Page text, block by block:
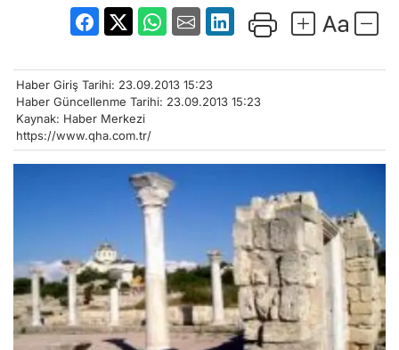
Haber Giriş Tarihi: 23.09.2013 15:23
Haber Güncellenme Tarihi: 23.09.2013 15:23
Kaynak: Haber Merkezi
https://www.qha.com.tr/